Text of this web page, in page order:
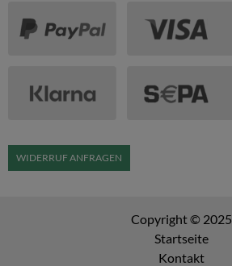
WIDERRUF ANFRAGEN
Copyright © 2025
Startseite
Kontakt